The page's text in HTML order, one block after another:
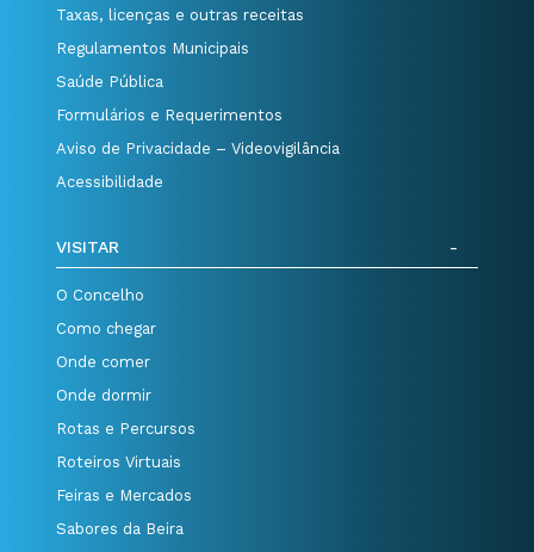
Taxas, licenças e outras receitas
Regulamentos Municipais
Saúde Pública
Formulários e Requerimentos
Aviso de Privacidade – Videovigilância
Acessibilidade
VISITAR
O Concelho
Como chegar
Onde comer
Onde dormir
Rotas e Percursos
Roteiros Virtuais
Feiras e Mercados
Sabores da Beira